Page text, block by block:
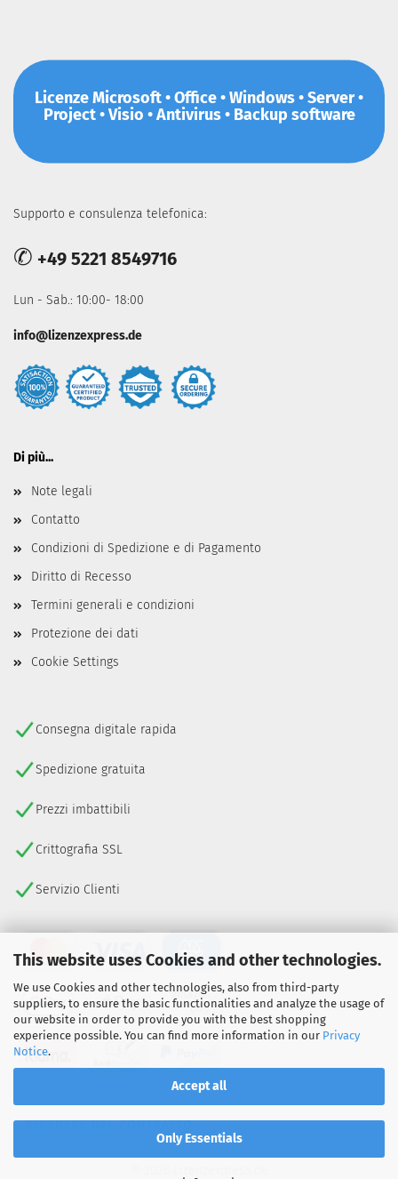
This website uses Cookies and other technologies.
We use Cookies and other technologies, also from third-party
suppliers, to ensure the basic functionalities and analyze the usage of
our website in order to provide you with the best shopping
experience possible. You can find more information in our Privacy
Notice.
Accept all
Only Essentials
Licenze Microsoft • Office • Windows • Server •
Project • Visio • Antivirus • Backup software
Supporto e consulenza telefonica:
✆ +49 5221 8549716
Lun - Sab.: 10:00- 18:00
info@lizenzexpress.de
Di più...
Note legali
Contatto
Condizioni di Spedizione e di Pagamento
Diritto di Recesso
Termini generali e condizioni
Protezione dei dati
Cookie Settings
Consegna digitale rapida
Spedizione gratuita
Prezzi imbattibili
Crittografia SSL
Servizio Clienti
RECEDERE DAL CONTRATTO